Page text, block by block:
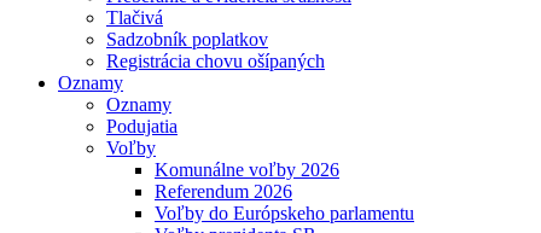
Tlačivá
Sadzobník poplatkov
Registrácia chovu ošípaných
Oznamy
Oznamy
Podujatia
Voľby
Komunálne voľby 2026
Referendum 2026
Voľby do Európskeho parlamentu